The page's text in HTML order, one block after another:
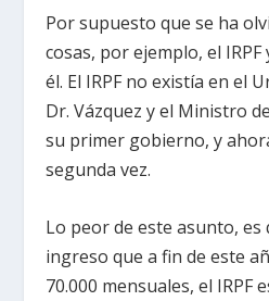
Por supuesto que se ha
cosas, por ejemplo, el IRPF
él. El IRPF no existía en el
Dr. Vázquez y el Ministro
su primer gobierno, y
segunda vez.
Lo peor de este asunto,
ingreso que a fin de este
70.000 mensuales, el IRPF